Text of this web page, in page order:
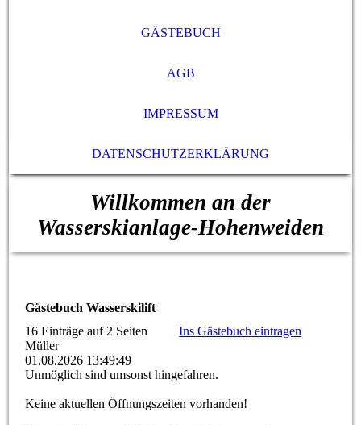
GÄSTEBUCH
AGB
IMPRESSUM
DATENSCHUTZERKLÄRUNG
Willkommen an der
Wasserskianlage-Hohenweiden
Gästebuch Wasserskilift
16 Einträge auf 2 Seiten
Ins Gästebuch eintragen
Müller
01.08.2026 13:49:49
Unmöglich sind umsonst hingefahren.
Keine aktuellen Öffnungszeiten vorhanden!